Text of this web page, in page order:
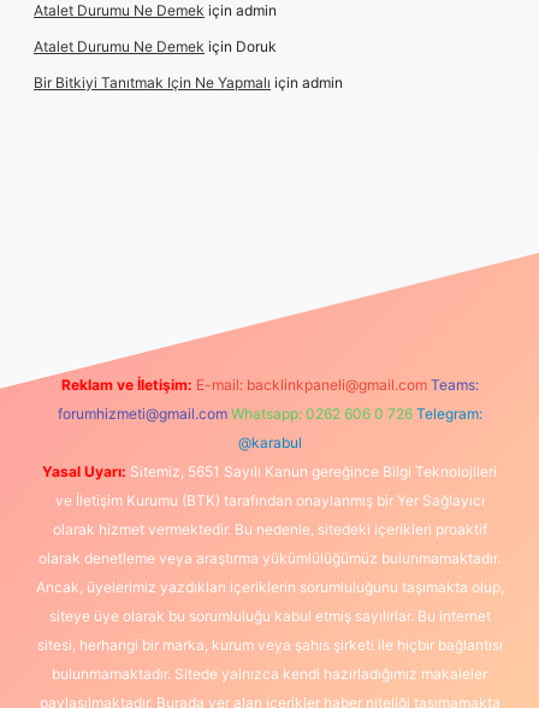
Atalet Durumu Ne Demek için admin
Atalet Durumu Ne Demek için Doruk
Bir Bitkiyi Tanıtmak Için Ne Yapmalı için admin
Reklam ve İletişim: E-mail: backlinkpaneli@gmail.com Teams:
forumhizmeti@gmail.com Whatsapp: 0262 606 0 726 Telegram:
@karabul
Yasal Uyarı: Sitemiz, 5651 Sayılı Kanun gereğince Bilgi Teknolojileri
ve İletişim Kurumu (BTK) tarafından onaylanmış bir Yer Sağlayıcı
olarak hizmet vermektedir. Bu nedenle, sitedeki içerikleri proaktif
olarak denetleme veya araştırma yükümlülüğümüz bulunmamaktadır.
Ancak, üyelerimiz yazdıkları içeriklerin sorumluluğunu taşımakta olup,
siteye üye olarak bu sorumluluğu kabul etmiş sayılırlar. Bu internet
sitesi, herhangi bir marka, kurum veya şahıs şirketi ile hiçbir bağlantısı
bulunmamaktadır. Sitede yalnızca kendi hazırladığımız makaleler
paylaşılmaktadır. Burada yer alan içerikler haber niteliği taşımamakta